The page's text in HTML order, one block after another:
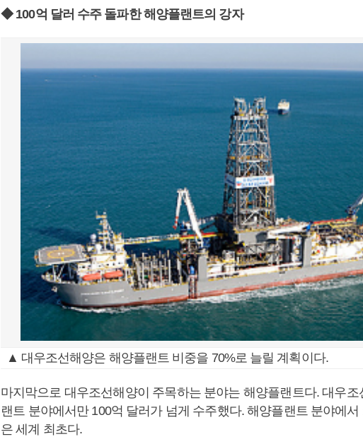
◆ 100억 달러 수주 돌파한 해양플랜트의 강자
▲ 대우조선해양은 해양플랜트 비중을 70%로 늘릴 계획이다.
마지막으로 대우조선해양이 주목하는 분야는 해양플랜트다. 대우
랜트 분야에서만 100억 달러가 넘게 수주했다. 해양플랜트 분야에
은 세계 최초다.